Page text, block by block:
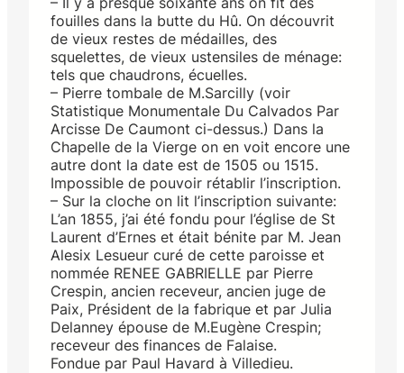
fouilles dans la butte du Hû. On découvrit
de vieux restes de médailles, des
squelettes, de vieux ustensiles de ménage:
tels que chaudrons, écuelles.
– Pierre tombale de M.Sarcilly (voir
Statistique Monumentale Du Calvados Par
Arcisse De Caumont ci-dessus.) Dans la
Chapelle de la Vierge on en voit encore une
autre dont la date est de 1505 ou 1515.
Impossible de pouvoir rétablir l’inscription.
– Sur la cloche on lit l’inscription suivante:
L’an 1855, j’ai été fondu pour l’église de St
Laurent d’Ernes et était bénite par M. Jean
Alesix Lesueur curé de cette paroisse et
nommée RENEE GABRIELLE par Pierre
Crespin, ancien receveur, ancien juge de
Paix, Président de la fabrique et par Julia
Delanney épouse de M.Eugène Crespin;
receveur des finances de Falaise.
Fondue par Paul Havard à Villedieu.